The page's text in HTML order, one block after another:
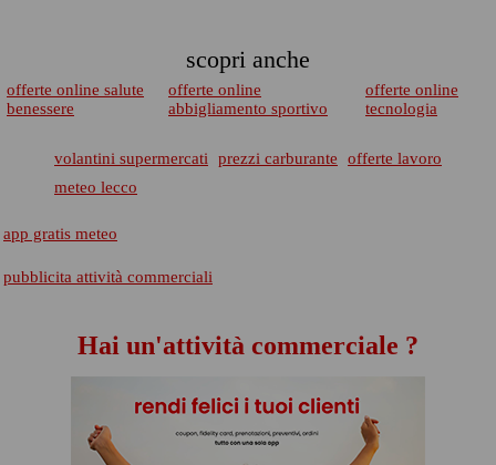
scopri anche
offerte online salute
benessere
offerte online
abbigliamento sportivo
offerte online
tecnologia
volantini supermercati prezzi carburante
offerte lavoro
meteo lecco
app gratis meteo
pubblicita attività commerciali
Hai un'attività commerciale ?